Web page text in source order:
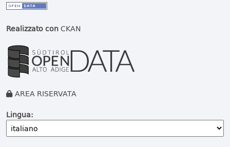
Realizzato conCKAN
AREA RISERVATA
Lingua